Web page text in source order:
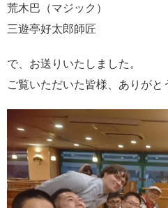
荒木巴（マジック）
三遊亭好太郎師匠
で、お送りいたしました。
ご覧いただいた皆様、ありがと